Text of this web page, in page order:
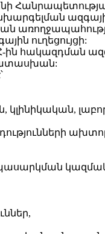
ազգային
ուղեցույցի:
ին հակազդման
կլինիկական,